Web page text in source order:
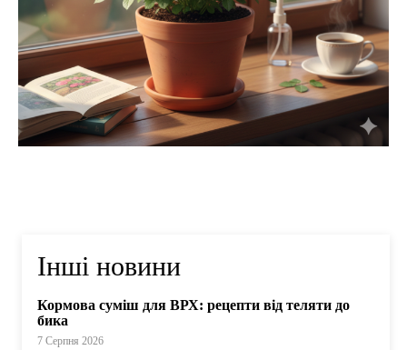
Інші новини
Кормова суміш для ВРХ: рецепти від теляти до
бика
7 Серпня 2026